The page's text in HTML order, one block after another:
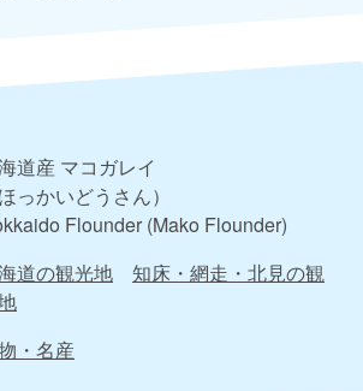
道産 マコガレイ
ほっかいどうさん）
Flounder (Mako Flounder)
道の観光地
知床・網走・北見の観
・名産